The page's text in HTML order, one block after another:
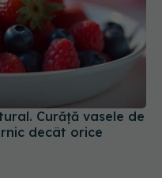
Curăță vasele de
decât orice